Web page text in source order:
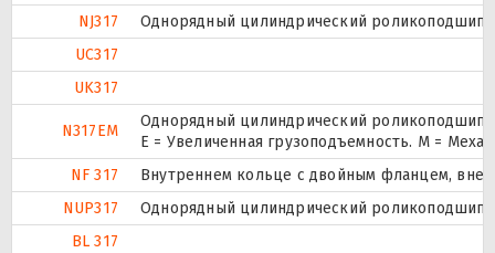
NJ317
Однорядный цилиндрический
UC317
UK317
N317EM
Однорядный цилиндрический
E = Увеличенная грузоподъемность. М =
NF 317
Внутреннем кольце с двойным фланцем,
NUP317
Однорядный цилиндрический
BL 317